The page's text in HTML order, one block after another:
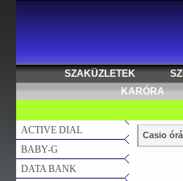
SZAKÜZLETEK
KARÓRA
ACTIVE DIAL
BABY-G
DATA BANK
Casio